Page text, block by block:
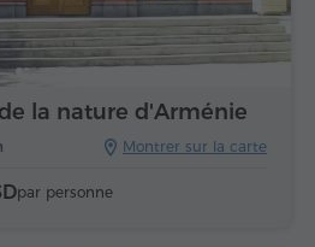
Montrer sur la carte
la nature d'Arménie
par personne